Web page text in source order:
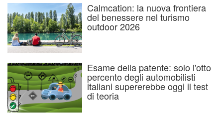
Calmcation: la nuova frontiera
del benessere nel turismo
outdoor 2026
Esame della patente: solo l'otto
percento degli automobilisti
italiani supererebbe oggi il test
di teoria